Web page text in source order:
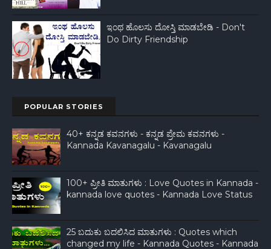
ಇಂಥ ಹೊಲಸು ದೋಸ್ತಿ ಮಾಡಬೇಡಿ - Don't
Do Dirty Friendship
POPULAR STORIES
40+ ಕನ್ನಡ ಕವನಗಳು - ಕನ್ನಡ ಪ್ರೇಮ ಕವನಗಳು -
Kannada Kavanagalu - Kavanagalu
100+ ಪ್ರೀತಿ ಮಾತುಗಳು : Love Quotes in Kannada -
kannada love quotes - Kannada Love Status
25 ಬದುಕು ಬದಲಿಸಿದ ಮಾತುಗಳು : Quotes which
changed my life - Kannada Quotes - Kannada